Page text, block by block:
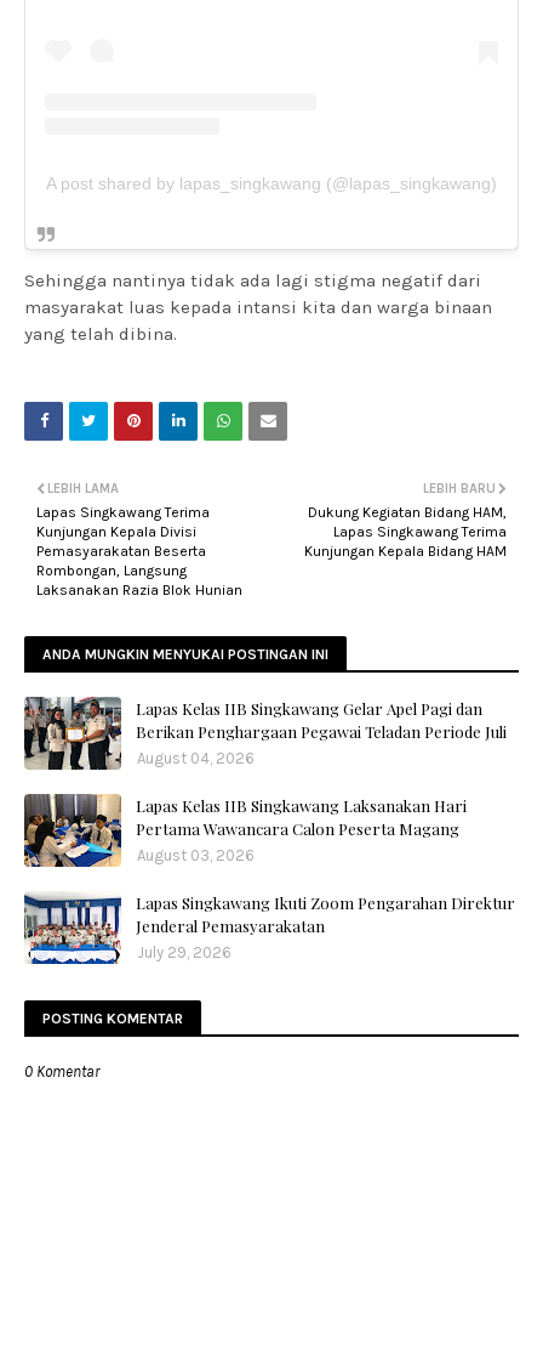
A post shared by lapas_singkawang (@lapas_singkawang)
Sehingga nantinya tidak ada lagi stigma negatif dari
masyarakat luas kepada intansi kita dan warga binaan
yang telah dibina.
LEBIH BARU
Dukung Kegiatan Bidang HAM,
Lapas Singkawang Terima
Kunjungan Kepala Bidang HAM
LEBIH LAMA
Lapas Singkawang Terima
Kunjungan Kepala Divisi
Pemasyarakatan Beserta
Rombongan, Langsung
Laksanakan Razia Blok Hunian
ANDA MUNGKIN MENYUKAI POSTINGAN INI
Lapas Kelas IIB Singkawang Gelar Apel Pagi dan
Berikan Penghargaan Pegawai Teladan Periode Juli
August 04, 2026
Lapas Kelas IIB Singkawang Laksanakan Hari
Pertama Wawancara Calon Peserta Magang
August 03, 2026
Lapas Singkawang Ikuti Zoom Pengarahan Direktur
Jenderal Pemasyarakatan
July 29, 2026
POSTING KOMENTAR
0 Komentar